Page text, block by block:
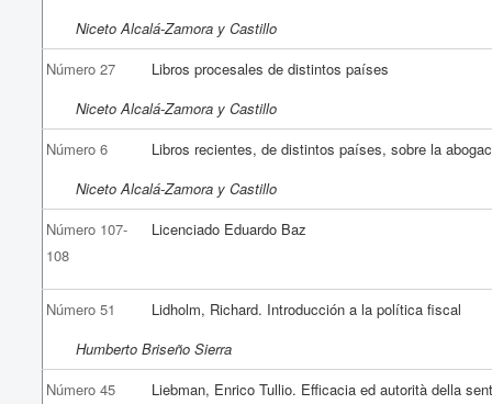
Niceto Alcalá-Zamora y Castillo
Número 27
Libros procesales de distintos países
Niceto Alcalá-Zamora y Castillo
Número 6
Libros recientes, de distintos países, sobre la
Niceto Alcalá-Zamora y Castillo
Número 107-
108
Licenciado Eduardo Baz
Número 51
Lidholm, Richard. Introducción a la política fiscal
Humberto Briseño Sierra
Número 45
Liebman, Enrico Tullio. Efficacia ed autorità della